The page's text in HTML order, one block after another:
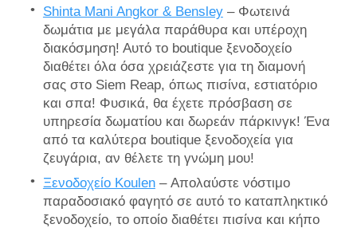
Shinta Mani Angkor & Bensley– Φωτεινά
δωμάτια με μεγάλα παράθυρα και υπέροχη
διακόσμηση! Αυτό το boutique ξενοδοχείο
διαθέτει όλα όσα χρειάζεστε για τη διαμονή
σας στο Siem Reap, όπως πισίνα, εστιατόριο
και σπα! Φυσικά, θα έχετε πρόσβαση σε
υπηρεσία δωματίου και δωρεάν πάρκινγκ! Ένα
από τα καλύτερα boutique ξενοδοχεία για
ζευγάρια, αν θέλετε τη γνώμη μου!
Ξενοδοχείο Koulen– Απολαύστε νόστιμο
παραδοσιακό φαγητό σε αυτό το καταπληκτικό
ξενοδοχείο, το οποίο διαθέτει πισίνα και κήπο